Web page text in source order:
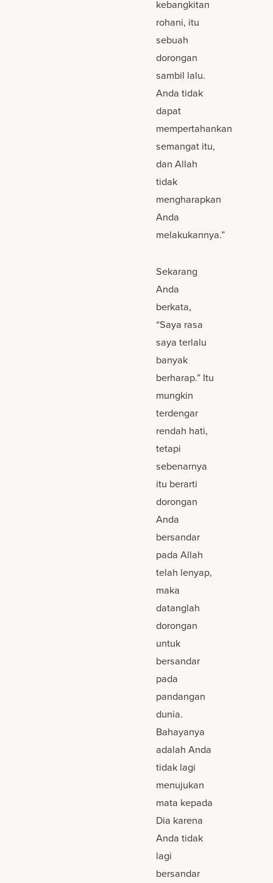
kebangkitan
rohani, itu
sebuah
dorongan
sambil lalu.
Anda tidak
dapat
mempertahankan
semangat itu,
dan Allah
tidak
mengharapkan
Anda
melakukannya.”
Sekarang
Anda
berkata,
“Saya rasa
saya terlalu
banyak
berharap.” Itu
mungkin
terdengar
rendah hati,
tetapi
sebenarnya
itu berarti
dorongan
Anda
bersandar
pada Allah
telah lenyap,
maka
datanglah
dorongan
untuk
bersandar
pada
pandangan
dunia.
Bahayanya
adalah Anda
tidak lagi
menujukan
mata kepada
Dia karena
Anda tidak
lagi
bersandar